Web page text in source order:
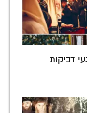
דביקות